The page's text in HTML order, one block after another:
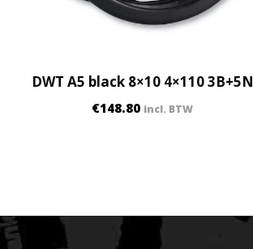
DWT A5 black 8×10 4×110 3B+5N
€148.80 incl. BTW